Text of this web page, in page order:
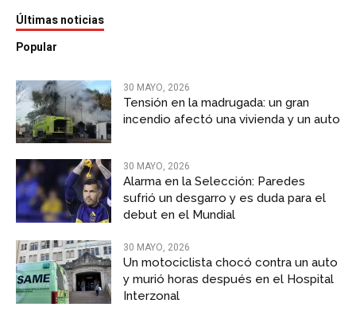
Últimas noticias
Popular
30 MAYO, 2026
Tensión en la madrugada: un gran
incendio afectó una vivienda y un auto
30 MAYO, 2026
Alarma en la Selección: Paredes
sufrió un desgarro y es duda para el
debut en el Mundial
30 MAYO, 2026
Un motociclista chocó contra un auto
y murió horas después en el Hospital
Interzonal